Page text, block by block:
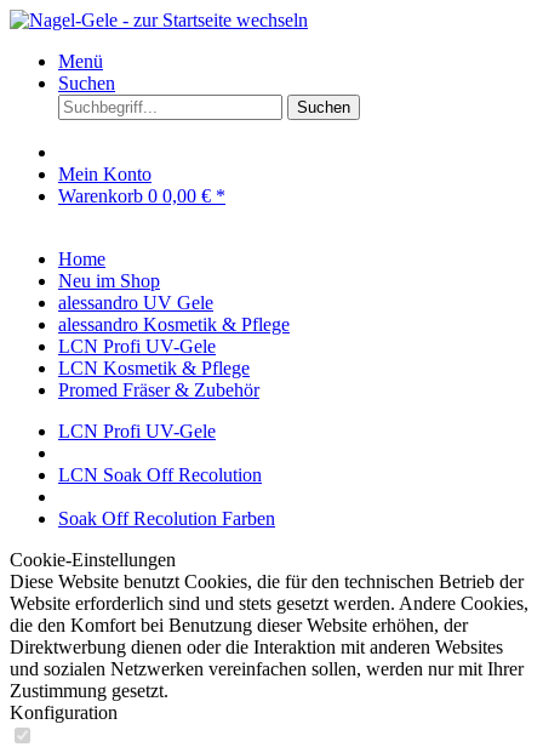
Menü
Suchen
Suchen
Mein Konto
Warenkorb 0 0,00 € *
Home
Neu im Shop
alessandro UV Gele
alessandro Kosmetik & Pflege
LCN Profi UV-Gele
LCN Kosmetik & Pflege
Promed Fräser & Zubehör
LCN Profi UV-Gele
LCN Soak Off Recolution
Soak Off Recolution Farben
Cookie-Einstellungen
Diese Website benutzt Cookies, die für den technischen Betrieb der
Website erforderlich sind und stets gesetzt werden. Andere Cookies,
die den Komfort bei Benutzung dieser Website erhöhen, der
Direktwerbung dienen oder die Interaktion mit anderen Websites
und sozialen Netzwerken vereinfachen sollen, werden nur mit Ihrer
Zustimmung gesetzt.
Konfiguration